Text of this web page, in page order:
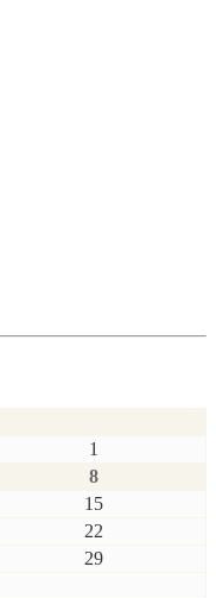
1
8
15
22
29